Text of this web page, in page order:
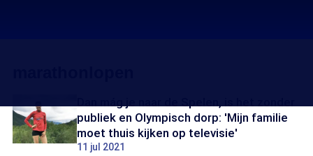
publiek en Olympisch dorp: 'Mijn familie
moet thuis kijken op televisie'
11 jul 2021